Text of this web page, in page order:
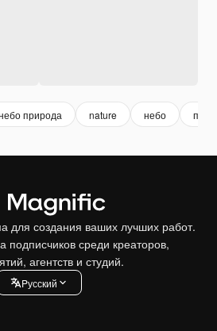
природа nature небо
для создания ваших лучших работ.
подписчиков среди креаторов,
агентств и студий.
Pусский